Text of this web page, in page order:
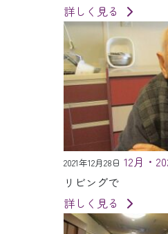
詳しく見る
2021年12月28日 12月・
リビングで
詳しく見る